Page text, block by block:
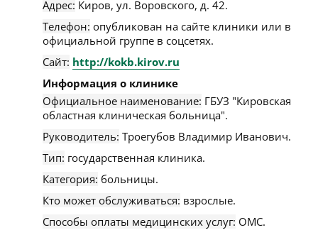
Адрес: Киров, ул. Воровского, д. 42.
Телефон: опубликован на сайте клиники или в
официальной группе в соцсетях.
Сайт: http://kokb.kirov.ru
Информация о клинике
Официальное наименование: ГБУЗ "Кировская
областная клиническая больница".
Руководитель: Троегубов Владимир Иванович.
Тип: государственная клиника.
Категория: больницы.
Кто может обслуживаться: взрослые.
Способы оплаты медицинских услуг: ОМС.